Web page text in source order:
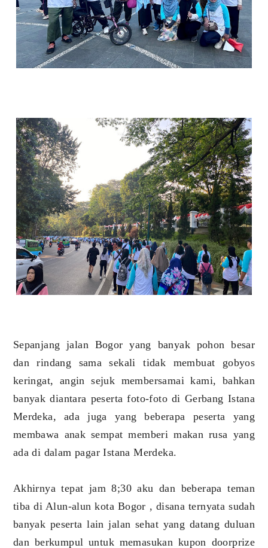
Sepanjang jalan Bogor yang banyak pohon besar
dan rindang sama sekali tidak membuat gobyos
keringat, angin sejuk membersamai kami, bahkan
banyak diantara peserta foto-foto di Gerbang Istana
Merdeka, ada juga yang beberapa peserta yang
membawa anak sempat memberi makan rusa yang
ada di dalam pagar Istana Merdeka.
Akhirnya tepat jam 8;30 aku dan beberapa teman
tiba di Alun-alun kota Bogor , disana ternyata sudah
banyak peserta lain jalan sehat yang datang duluan
dan berkumpul untuk memasukan kupon doorprize